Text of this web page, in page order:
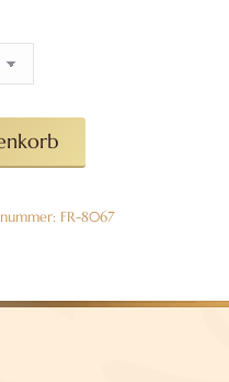
FR-8067